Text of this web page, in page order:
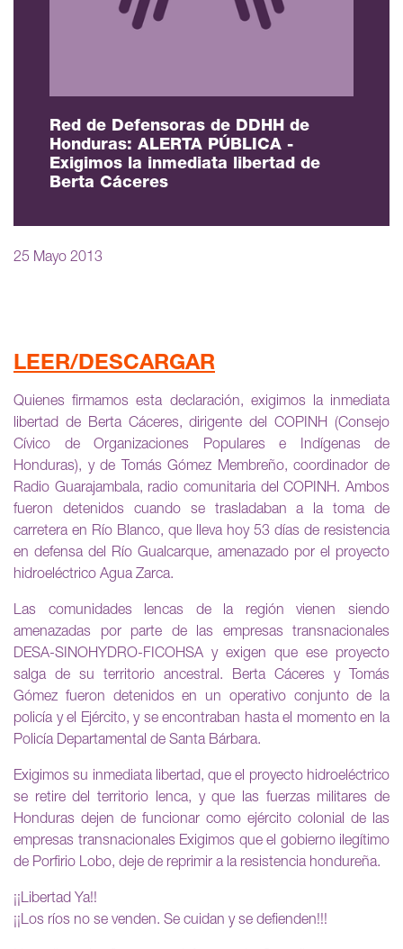
Red de Defensoras de DDHH de
Honduras: ALERTA PÚBLICA -
Exigimos la inmediata libertad de
Berta Cáceres
25 Mayo 2013
LEER/DESCARGAR
Quienes firmamos esta declaración, exigimos la inmediata
libertad de Berta Cáceres, dirigente del COPINH (Consejo
Cívico de Organizaciones Populares e Indígenas de
Honduras), y de Tomás Gómez Membreño, coordinador de
Radio Guarajambala, radio comunitaria del COPINH. Ambos
fueron detenidos cuando se trasladaban a la toma de
carretera en Río Blanco, que lleva hoy 53 días de resistencia
en defensa del Río Gualcarque, amenazado por el proyecto
hidroeléctrico Agua Zarca.
Las comunidades lencas de la región vienen siendo
amenazadas por parte de las empresas transnacionales
DESA-SINOHYDRO-FICOHSA y exigen que ese proyecto
salga de su territorio ancestral. Berta Cáceres y Tomás
Gómez fueron detenidos en un operativo conjunto de la
policía y el Ejército, y se encontraban hasta el momento en la
Policía Departamental de Santa Bárbara.
Exigimos su inmediata libertad, que el proyecto hidroeléctrico
se retire del territorio lenca, y que las fuerzas militares de
Honduras dejen de funcionar como ejército colonial de las
empresas transnacionales Exigimos que el gobierno ilegítimo
de Porfirio Lobo, deje de reprimir a la resistencia hondureña.
¡¡Libertad Ya!!
¡¡Los ríos no se venden. Se cuidan y se defienden!!!